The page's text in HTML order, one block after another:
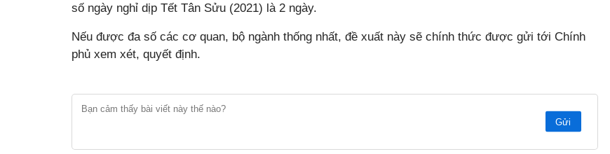
số ngày nghỉ dịp Tết Tân Sửu (2021) là 2 ngày.
Nếu được đa số các cơ quan, bộ ngành thống nhất, đề xuất này sẽ chính thức được gửi tới Chính
phủ xem xét, quyết định.
Gửi